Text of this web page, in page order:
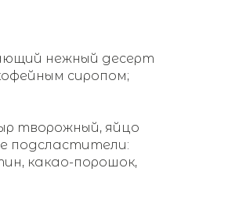
нежный десерт
сиропом;
творожный, яйцо
подсластители:
какао-порошок,